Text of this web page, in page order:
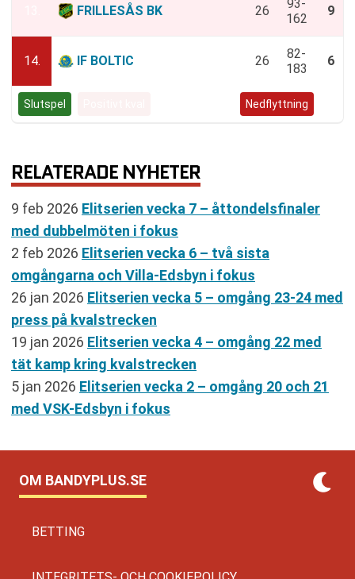
FRILLESÅS BK 26
93-
162
9
14. IF BOLTIC 26
82-
183
6
Slutspel Nedflyttning
RELATERADE NYHETER
9 feb 2026 Elitserien vecka 7 – åttondelsfinaler
med dubbelmöten i fokus
2 feb 2026 Elitserien vecka 6 – två sista
omgångarna och Villa-Edsbyn i fokus
26 jan 2026 Elitserien vecka 5 – omgång 23-24 med
press på kvalstrecken
19 jan 2026 Elitserien vecka 4 – omgång 22 med
tät kamp kring kvalstrecken
5 jan 2026 Elitserien vecka 2 – omgång 20 och 21
med VSK-Edsbyn i fokus
OM BANDYPLUS.SE
BETTING